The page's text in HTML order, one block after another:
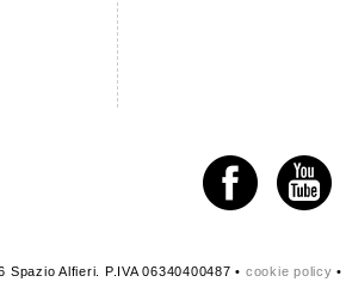
Spazio Alfieri. P.IVA 06340400487 • cookie policy •